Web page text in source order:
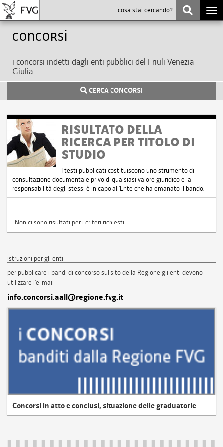
Concorsi
i concorsi indetti dagli enti pubblici del Friuli Venezia
Giulia
CERCA CONCORSI
RISULTATO DELLA
RICERCA PER TITOLO DI
STUDIO
I testi pubblicati costituiscono uno strumento di
consultazione documentale privo di qualsiasi valore giuridico e la
responsabilità degli stessi è in capo all'Ente che ha emanato il bando.
Non ci sono risultati per i criteri richiesti.
istruzioni per gli enti
per pubblicare i bandi di concorso sul sito della Regione gli enti devono
utilizzare l'e-mail
info.concorsi.aall@regione.fvg.it
Concorsi in atto e conclusi, situazione delle graduatorie